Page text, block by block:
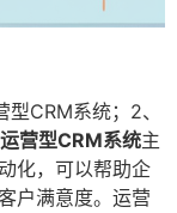
CRM系统；2、
运营型CRM系统主
化，可以帮助企
户满意度。运营